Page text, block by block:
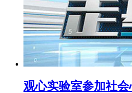
观心实验室参加社